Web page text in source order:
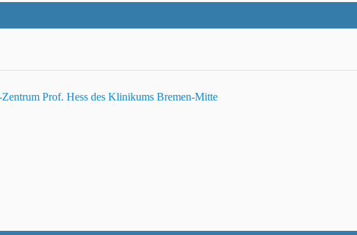
Prof. Hess des Klinikums Bremen-Mitte